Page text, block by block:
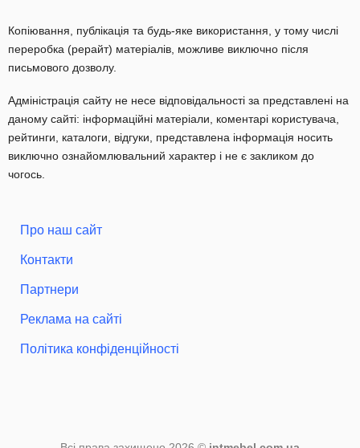
Копіювання, публікація та будь-яке використання, у тому числі
переробка (рерайт) матеріалів, можливе виключно після
письмового дозволу.
Адміністрація сайту не несе відповідальності за представлені на
даному сайті: інформаційні матеріали, коментарі користувача,
рейтинги, каталоги, відгуки, представлена інформація носить
виключно ознайомлювальний характер і не є закликом до
чогось.
Про наш сайт
Контакти
Партнери
Реклама на сайті
Політика конфіденційності